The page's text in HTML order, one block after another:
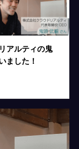
アルティの鬼
ました！